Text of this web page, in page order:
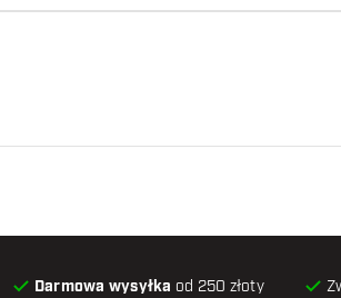
Darmowa wysyłka od 250 złoty